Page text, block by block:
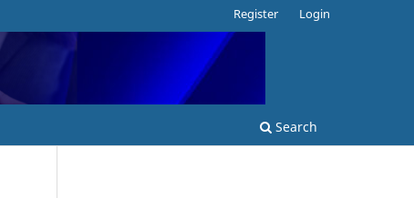
Search
Register Login